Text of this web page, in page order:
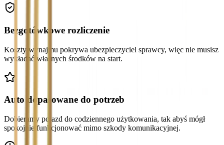
Bezgotówkowe rozliczenie
Koszty wynajmu pokrywa ubezpieczyciel sprawcy, więc nie musisz
wykładać własnych środków na start.
Auto dopasowane do potrzeb
Dobieramy pojazd do codziennego użytkowania, tak abyś mógł
spokojnie funkcjonować mimo szkody komunikacyjnej.